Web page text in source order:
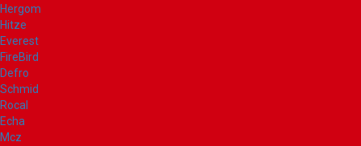
Hergom
Hitze
Everest
FireBird
Defro
Schmid
Rocal
Echa
Mcz